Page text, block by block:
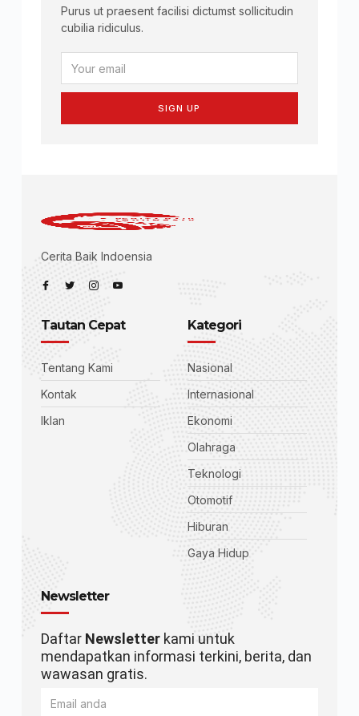
Purus ut praesent facilisi dictumst sollicitudin
cubilia ridiculus.
SIGN UP
Cerita Baik Indoensia
Tautan Cepat
Tentang Kami
Kontak
Iklan
Kategori
Nasional
Internasional
Ekonomi
Olahraga
Teknologi
Otomotif
Hiburan
Gaya Hidup
Newsletter
Daftar Newsletterkami untuk
mendapatkan informasi terkini, berita, dan
wawasan gratis.